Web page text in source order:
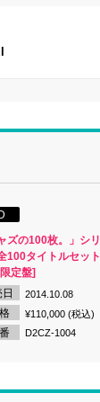
ズの100枚。」シリ
100タイトルセット
定盤]
2014.10.08
¥110,000 (税込)
D2CZ-1004